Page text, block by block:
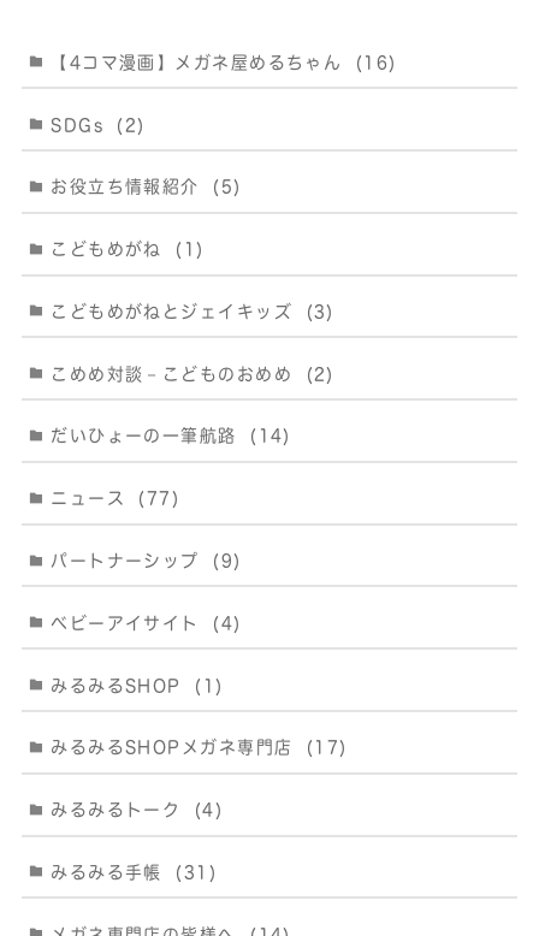
【4コマ漫画】メガネ屋めるちゃん (16)
SDGs (2)
お役立ち情報紹介 (5)
こどもめがね (1)
こどもめがねとジェイキッズ (3)
こめめ対談－こどものおめめ (2)
だいひょーの一筆航路 (14)
ニュース (77)
パートナーシップ (9)
ベビーアイサイト (4)
みるみるSHOP (1)
みるみるSHOPメガネ専門店 (17)
みるみるトーク (4)
みるみる手帳 (31)